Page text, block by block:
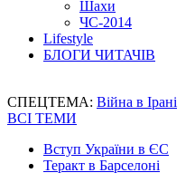
Шахи
ЧС-2014
Lifestyle
БЛОГИ ЧИТАЧІВ
СПЕЦТЕМА: Війна в Ірані
ВСІ ТЕМИ
Вступ України в ЄС
Теракт в Барселоні